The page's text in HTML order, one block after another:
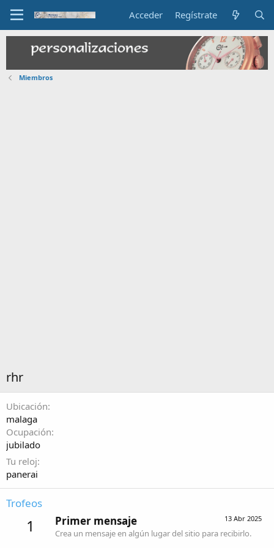
Acceder Regístrate
Miembros
rhr
Ubicación
malaga
Ocupación
jubilado
Tu reloj
panerai
Trofeos
1 13 Abr 2025
Primer mensaje
Crea un mensaje en algún lugar del sitio para recibirlo.